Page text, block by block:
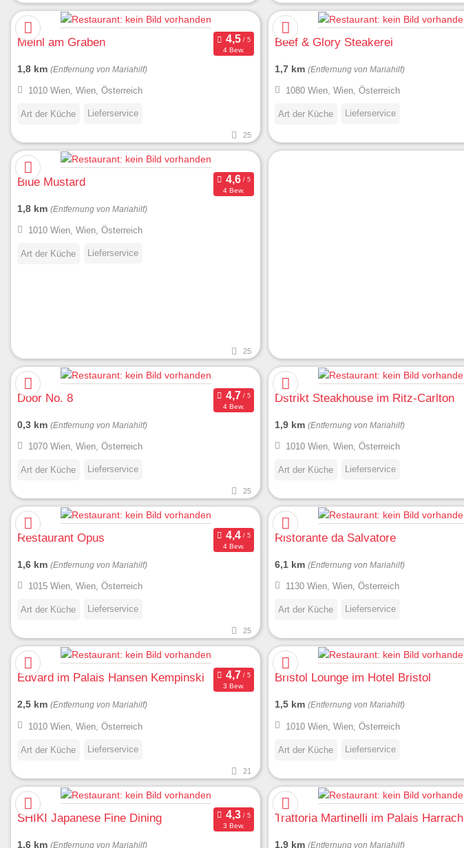
Meinl am Graben
4 Bew.
1,8 km (Entfernung von Mariahilf)
1010 Wien, Wien, Österreich
Art der Küche Lieferservice
25
Beef & Glory Steakerei
1,7 km (Entfernung von Mariahilf)
1080 Wien, Wien, Österreich
Art der Küche Lieferservice
Blue Mustard
4 Bew.
1,8 km (Entfernung von Mariahilf)
1010 Wien, Wien, Österreich
Art der Küche Lieferservice
25
Door No. 8
4 Bew.
0,3 km (Entfernung von Mariahilf)
1070 Wien, Wien, Österreich
Art der Küche Lieferservice
25
Dstrikt Steakhouse im Ritz-Carlton
1,9 km (Entfernung von Mariahilf)
1010 Wien, Wien, Österreich
Art der Küche Lieferservice
Restaurant Opus
4 Bew.
1,6 km (Entfernung von Mariahilf)
1015 Wien, Wien, Österreich
Art der Küche Lieferservice
25
Ristorante da Salvatore
6,1 km (Entfernung von Mariahilf)
1130 Wien, Wien, Österreich
Art der Küche Lieferservice
Edvard im Palais Hansen Kempinski
3 Bew.
2,5 km (Entfernung von Mariahilf)
1010 Wien, Wien, Österreich
Art der Küche Lieferservice
21
Bristol Lounge im Hotel Bristol
1,5 km (Entfernung von Mariahilf)
1010 Wien, Wien, Österreich
Art der Küche Lieferservice
SHIKI Japanese Fine Dining
3 Bew.
1,6 km (Entfernung von Mariahilf)
Trattoria Martinelli im Palais Harrach
1,9 km (Entfernung von Mariahilf)